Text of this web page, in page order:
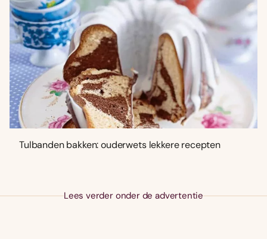
Tulbanden bakken: ouderwets lekkere recepten
Lees verder onder de advertentie